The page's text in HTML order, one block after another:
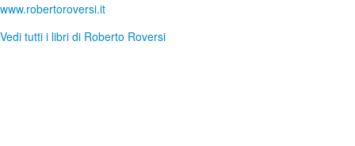
www.robertoroversi.it
Vedi tutti i libri di Roberto Roversi